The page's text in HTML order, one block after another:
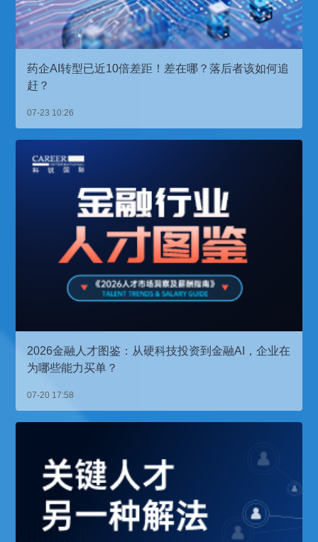
药企AI转型已近10倍差距！差在哪？落后者该如何追
赶？
07-23 10:26
2026金融人才图鉴：从硬科技投资到金融AI，企业在
为哪些能力买单？
07-20 17:58